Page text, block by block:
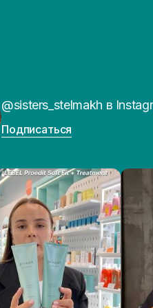
@sisters_stelmakh в
Подписаться